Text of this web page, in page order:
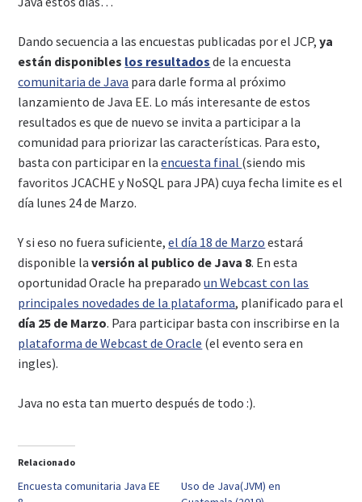
Dando secuencia a las encuestas publicadas por el JCP,ya
están disponibles los resultados de la encuesta
comunitaria de Java para darle forma al próximo
lanzamiento de Java EE. Lo más interesante de estos
resultados es que de nuevo se invita a participar a la
comunidad para priorizar las características. Para esto,
basta con participar en laencuesta final (siendo mis
favoritos JCACHE y NoSQL para JPA) cuya fecha limite es el
día lunes 24 de Marzo.
Y si eso no fuera suficiente,el día 18 de Marzo estará
disponible laversión al publico de Java 8. En esta
oportunidad Oracle ha preparadoun Webcast con las
principales novedades de la plataforma, planificado para el
día 25 de Marzo. Para participar basta con inscribirse en la
plataforma de Webcast de Oracle (el evento sera en
ingles).
Java no esta tan muerto después de todo :).
Relacionado
Encuesta comunitaria Java EE
Uso de Java(JVM) en